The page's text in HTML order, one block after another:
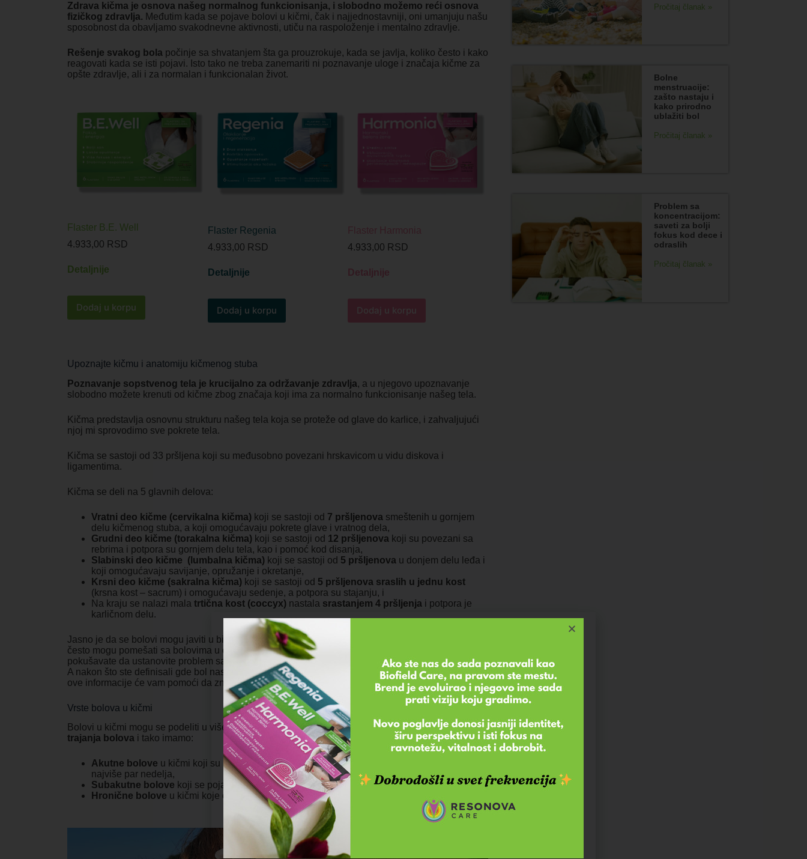
Zdrava kičma je osnova našeg normalnog funkcionisanja, i slobodno možemo reći osnova
fizičkog zdravlja. Međutim kada se pojave bolovi u kičmi, čak i najjednostavniji, oni umanjuju našu
sposobnost da obavljamo svakodnevne aktivnosti, utiču na raspoloženje i mentalno zdravlje.
Rešenje svakog bola počinje sa shvatanjem šta ga prouzrokuje, kada se javlja, koliko često i kako
reagovati kada se isti pojavi. Isto tako ne treba zanemariti ni poznavanje uloge i značaja kičme za
opšte zdravlje, ali i za normalan i funkcionalan život.
Flaster B.E. Well
4.933,00 RSD
Detaljnije
Dodaj u korpu
Flaster Regenia
4.933,00 RSD
Detaljnije
Dodaj u korpu
Flaster Harmonia
4.933,00 RSD
Detaljnije
Dodaj u korpu
Upoznajte kičmu i anatomiju kičmenog stuba
Poznavanje sopstvenog tela je krucijalno za održavanje zdravlja, a u njegovo upoznavanje
slobodno možete krenuti od kičme zbog značaja koji ima za normalno funkcionisanje našeg tela.
Kičma predstavlja osnovnu strukturu našeg tela koja se proteže od glave do karlice, i zahvaljujući
njoj mi sprovodimo sve pokrete tela.
Kičma se sastoji od 33 pršljena koji su međusobno povezani hrskavicom u vidu diskova i
ligamentima.
Kičma se deli na 5 glavnih delova:
Vratni deo kičme (cervikalna kičma) koji se sastoji od 7 pršljenova smeštenih u gornjem
delu kičmenog stuba, a koji omogućavaju pokrete glave i vratnog dela,
Grudni deo kičme (torakalna kičma) koji se sastoji od 12 pršljenova koji su povezani sa
rebrima i potpora su gornjem delu tela, kao i pomoć kod disanja,
Slabinski deo kičme (lumbalna kičma) koji se sastoji od 5 pršljenova u donjem delu leđa i
koji omogućavaju savijanje, opružanje i okretanje,
Krsni deo kičme (sakralna kičma) koji se sastoji od 5 pršljenova sraslih u jednu kost
(krsna kost – sacrum) i omogućavaju sedenje, a potpora su stajanju, i
Na kraju se nalazi mala trtična kost (coccyx) nastala srastanjem 4 pršljenja i potpora je
karličnom delu.
Jasno je da se bolovi mogu javiti u bilo kom delu kičme. Ono što je značajno je da se bolovi u kičmi
često mogu pomešati sa bolovima u drugim organima koji se nalaze neposredno ispod nje. Kada
pokušavate da ustanovite problem sa kojim se susrećete, prvo locirajte tačno mesto nastanka bola.
A nakon što ste definisali gde bol nastaje, potrebno je da prepoznate i vrstu bola koju osećate. Sve
ove informacije će vam pomoći da znate kako da reagujete na različite vrste bolova.
Vrste bolova u kičmi
Bolovi u kičmi mogu se podeliti u više kategorija, jedna od naučestalijih je upravoprema vremenu
trajanja bolova i tako imamo:
Akutne bolove u kičmi koji su privremeni, iznenadni i traju u proseku od nekoliko dana do
najviše par nedelja,
Subakutne bolove koji se pojavljuju iznenada i traju od 4 do 12 nedelja, i
Hronične bolove u kičmi koje osećate svakodnevno u periodu dužem od 12 nedelja.
Pročitaj članak »
Bolne
menstruacije:
zašto nastaju i
kako prirodno
ublažiti bol
Pročitaj članak »
Problem sa
koncentracijom:
saveti za bolji
fokus kod dece i
odraslih
Pročitaj članak »